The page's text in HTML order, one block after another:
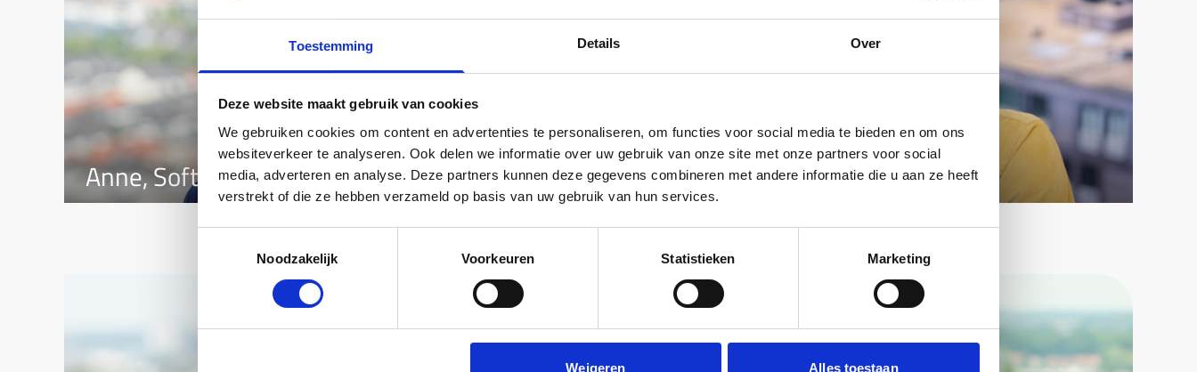
Toestemming Details Over
Deze website maakt gebruik van cookies
We gebruiken cookies om content en advertenties te personaliseren, om functies voor social media te bieden en om ons
websiteverkeer te analyseren. Ook delen we informatie over uw gebruik van onze site met onze partners voor social
media, adverteren en analyse. Deze partners kunnen deze gegevens combineren met andere informatie die u aan ze heeft
verstrekt of die ze hebben verzameld op basis van uw gebruik van hun services.
Noodzakelijk
Voorkeuren Statistieken Marketing
Weigeren Alles toestaan
Anne, Software engineer Mendix Safiek, ICT- & Businessarchitect